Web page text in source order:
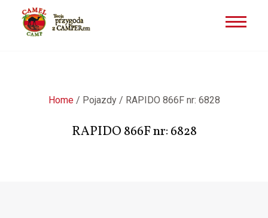
Home/ Pojazdy/ RAPIDO 866F nr: 6828
RAPIDO 866F nr: 6828